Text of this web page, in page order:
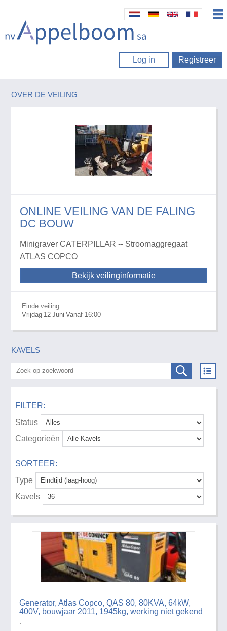
Log in Registreer
OVER DE VEILING
ONLINE VEILING VAN DE FALING
DC BOUW
Minigraver CATERPILLAR -- Stroomaggregaat
ATLAS COPCO
Bekijk veilinginformatie
Einde veiling
Vrijdag 12 Juni Vanaf 16:00
KAVELS
FILTER:
Status
Categorieën
SORTEER:
Type
Kavels
Generator, Atlas Copco, QAS 80, 80KVA, 64kW,
400V, bouwjaar 2011, 1945kg, werking niet gekend